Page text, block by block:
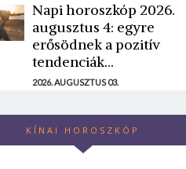
Napi horoszkóp 2026.
augusztus 4: egyre
erősödnek a pozitív
tendenciák...
2026. AUGUSZTUS 03.
KÍNAI HOROSZKÓP